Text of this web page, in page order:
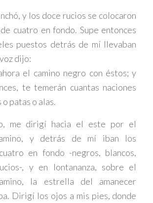
y los doce rucios se colocaron
cuatro en fondo. Supe entonces
puestos detrás de mí llevaban
dijo:
el camino negro con éstos; y
te temerán cuantas naciones
patas o alas.
me dirigí hacia el este por el
y detrás de mí iban los
en fondo -negros, blancos,
, y en lontananza, sobre el
la estrella del amanecer
Dirigí los ojos a mis pies, donde